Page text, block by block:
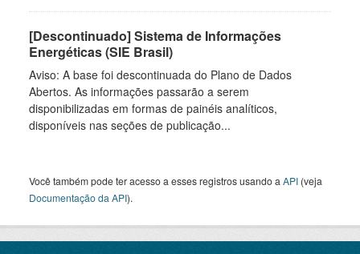
[Descontinuado] Sistema de Informações
Energéticas (SIE Brasil)
Aviso: A base foi descontinuada do Plano de Dados
Abertos. As informações passarão a serem
disponibilizadas em formas de painéis analíticos,
disponíveis nas seções de publicação...
Você também pode ter acesso a esses registros usando a API (veja
Documentação da API).